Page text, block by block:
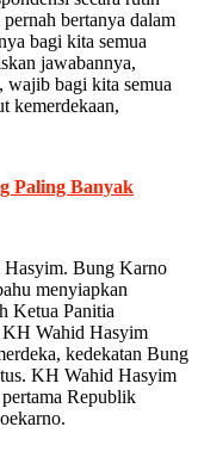
bertanya dalam
bagi kita semua
jawabannya,
wajib bagi kita semua
kemerdekaan,
Paling Banyak
Bung Karno
menyiapkan
Ketua Panitia
KH Wahid Hasyim
kedekatan Bung
KH Wahid Hasyim
Republik